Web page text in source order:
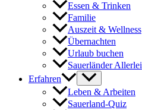
Essen & Trinken
Familie
Auszeit & Wellness
Übernachten
Urlaub buchen
Sauerländer Allerlei
Erfahren
Leben & Arbeiten
Sauerland-Quiz